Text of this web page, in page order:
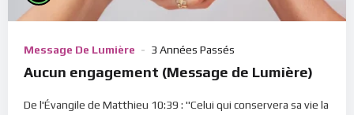
Message De Lumière 3 Années Passés
Aucun engagement (Message de Lumière)
De l'Évangile de Matthieu 10:39 : "Celui qui conservera sa vie la